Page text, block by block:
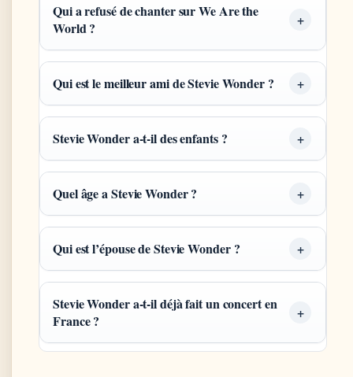
Qui a refusé de chanter sur We Are the
World ?
Qui est le meilleur ami de Stevie Wonder ?
Stevie Wonder a-t-il des enfants ?
Quel âge a Stevie Wonder ?
Qui est l’épouse de Stevie Wonder ?
Stevie Wonder a-t-il déjà fait un concert en
France ?